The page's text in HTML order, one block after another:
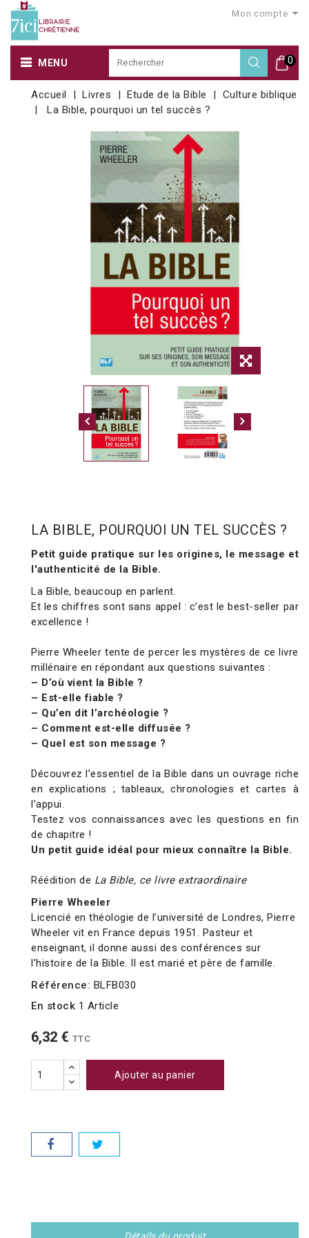
Mon compte
0
MENU
Accueil Livres Etude de la Bible
Culture biblique
La Bible, pourquoi un tel succès ?
LA BIBLE, POURQUOI UN TEL SUCCÈS ?
Petit guide pratique sur les origines, le message et
l'authenticité de la Bible.
La Bible, beaucoup en parlent.
Et les chiffres sont sans appel : c’est le best-seller par
excellence !
Pierre Wheeler tente de percer les mystères de ce livre
millénaire en répondant aux questions suivantes :
– D’où vient la Bible ?
– Est-elle fiable ?
– Qu’en dit l’archéologie ?
– Comment est-elle diffusée ?
– Quel est son message ?
Découvrez l’essentiel de la Bible dans un ouvrage riche
en explications ; tableaux, chronologies et cartes à
l’appui.
Testez vos connaissances avec les questions en fin
de chapitre !
Un petit guide idéal pour mieux connaître la Bible.
Réédition de La Bible, ce livre extraordinaire
Pierre Wheeler
Licencié en théologie de l’université de Londres, Pierre
Wheeler vit en France depuis 1951. Pasteur et
enseignant, il donne aussi des conférences sur
l’histoire de la Bible. Il est marié et père de famille.
Référence: BLFB030
En stock 1 Article
6,32 € TTC
Ajouter au panier